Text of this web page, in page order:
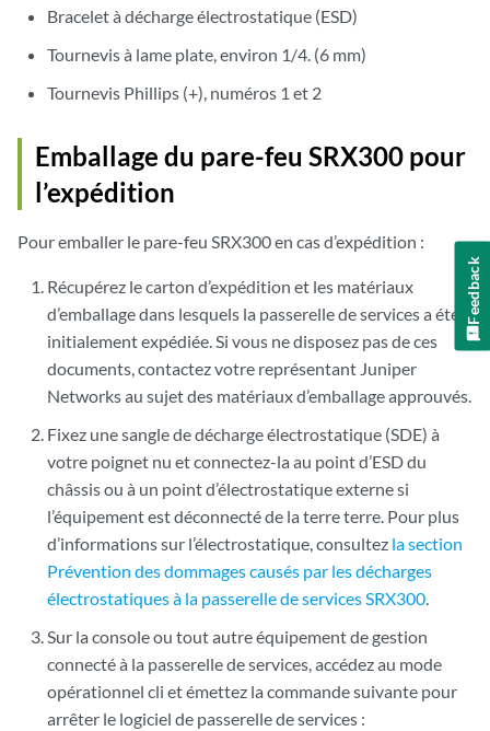
Bracelet à décharge électrostatique (ESD)
Tournevis à lame plate, environ 1/4. (6 mm)
Tournevis Phillips (+), numéros 1 et 2
Emballage du pare-feu SRX300 pour
l’expédition
Pour emballer le pare-feu SRX300 en cas d’expédition :
Récupérez le carton d’expédition et les matériaux
d’emballage dans lesquels la passerelle de services a été
initialement expédiée. Si vous ne disposez pas de ces
documents, contactez votre représentant Juniper
Networks au sujet des matériaux d’emballage approuvés.
Fixez une sangle de décharge électrostatique (SDE) à
votre poignet nu et connectez-la au point d’ESD du
châssis ou à un point d’électrostatique externe si
l’équipement est déconnecté de la terre terre. Pour plus
d’informations sur l’électrostatique, consultez la section
Prévention des dommages causés par les décharges
électrostatiques à la passerelle de services SRX300.
Sur la console ou tout autre équipement de gestion
connecté à la passerelle de services, accédez au mode
opérationnel cli et émettez la commande suivante pour
arrêter le logiciel de passerelle de services :
Feedback